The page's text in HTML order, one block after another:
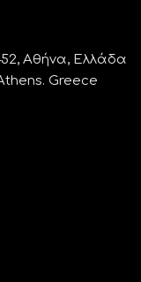
Αθήνα, Ελλάδα
Greece